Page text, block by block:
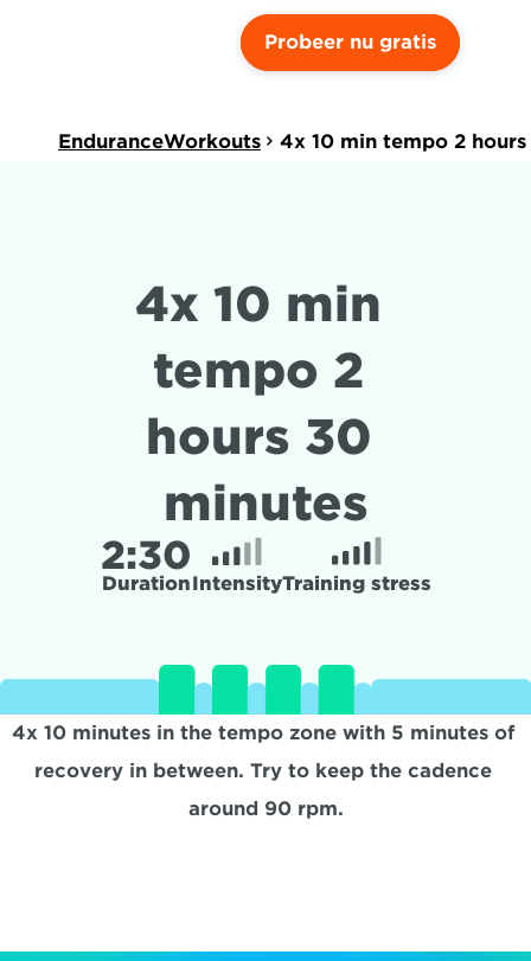
Probeer nu gratis
EnduranceWorkouts 4x 10 min tempo 2
4x 10 min
tempo 2
hours 30
minutes
2:30
DurationIntensityTraining stress
4x 10 minutes in the tempo zone with 5 minutes of
recovery in between. Try to keep the cadence
around 90 rpm.